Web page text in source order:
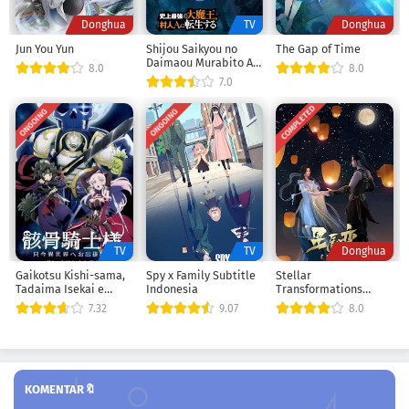
Donghua
Jun You Yun
8.0
TV
Shijou Saikyou no
Daimaou Murabito A
ni Tensei suru 7.0
Donghua
The Gap of Time
8.0
ONGOING
TV
Gaikotsu Kishi-sama,
Tadaima Isekai e
Odekakechuu 7.32
ONGOING
TV
Spy x Family Subtitle
Indonesia
9.07
COMPLETED
Donghua
Stellar
Transformations
season 3
8.0
KOMENTAR🔖